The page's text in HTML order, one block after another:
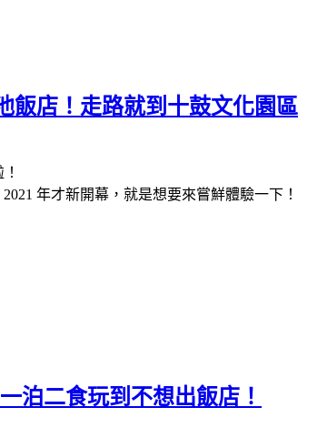
飯店！走路就到十鼓文化園區
年才新開幕，就是想要來嘗鮮體驗一下！
泊二食玩到不想出飯店！